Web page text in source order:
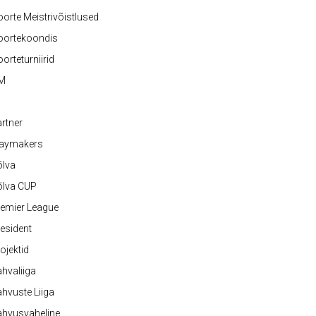
Meistrivõistlused
CUP
League
Liiga